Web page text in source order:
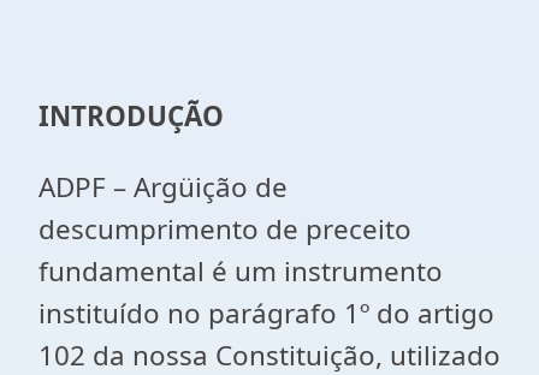
INTRODUÇÃO
ADPF – Argüição de
descumprimento de preceito
fundamental é um instrumento
instituído no parágrafo 1º do artigo
102 da nossa Constituição, utilizado